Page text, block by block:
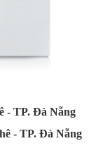
- TP. Đà Nẵng
Đà Nẵng